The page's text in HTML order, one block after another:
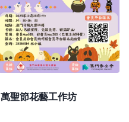
萬聖節花藝工作坊